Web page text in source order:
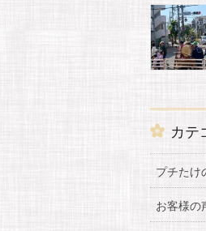
カテ
プチたけ
お客様の